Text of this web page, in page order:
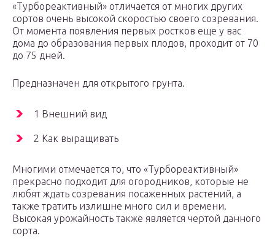
«Турбореактивный» отличается от многих других
сортов очень высокой скоростью своего созревания.
От момента появления первых ростков еще у вас
дома до образования первых плодов, проходит от 70
до 75 дней.
Предназначен для открытого грунта.
1 Внешний вид
2 Как выращивать
Многими отмечается то, что «Турбореактивный»
прекрасно подходит для огородников, которые не
любят ждать созревания посаженных растений, а
также тратить излишне много сил и времени.
Высокая урожайность также является чертой данного
сорта.